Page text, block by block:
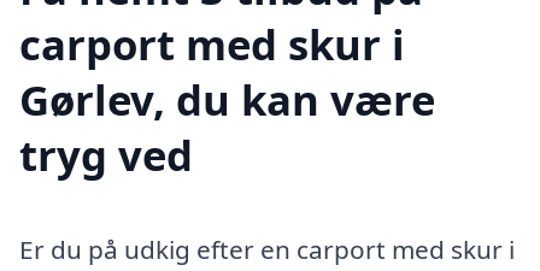
carport med skur i
Gørlev, du kan være
tryg ved
Er du på udkig efter en carport med skur i